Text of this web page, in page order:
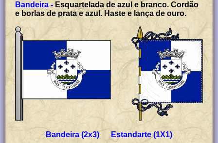
Bandeira - Esquartelada de azul e branco. Cordão
e borlas de prata e azul. Haste e lança de ouro.
Bandeira (2x3) Estandarte (1X1)